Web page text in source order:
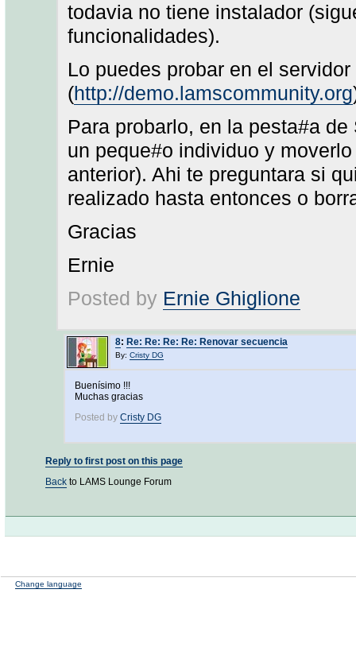
todavia no tiene instalador
funcionalidades).
Lo puedes probar en el
(http://demo.lamscommunity.org
Para probarlo, en la pesta#a
un peque#o individuo y
anterior). Ahi te preguntara si
realizado hasta entonces o
Gracias
Ernie
Posted by Ernie Ghiglione
8: Re: Re: Re: Re: Renovar secuencia
By: Cristy DG
Buenísimo !!!
Muchas gracias
Posted by Cristy DG
Reply to first post on this page
Back to LAMS Lounge Forum
Change language